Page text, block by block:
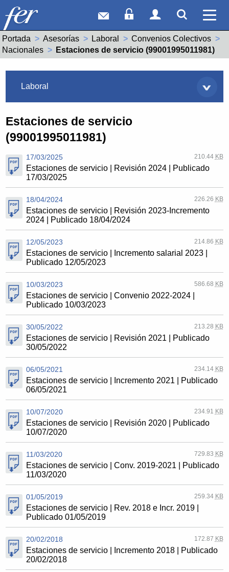
Correo webAcceso Socios
Acceso
Ver
Portada Asesorías Laboral
Convenios Colectivos
Nacionales
Actual:
Estaciones de servicio (99001995011981)
Laboral
Estaciones de servicio
(99001995011981)
17/03/2025 210.44 KB
Estaciones de servicio | Revisión 2024 | Publicado
17/03/2025
18/04/2024 226.26 KB
Estaciones de servicio | Revisión 2023-Incremento
2024 | Publicado 18/04/2024
12/05/2023 214.86 KB
Estaciones de servicio | Incremento salarial 2023 |
Publicado 12/05/2023
10/03/2023 586.68 KB
Estaciones de servicio | Convenio 2022-2024 |
Publicado 10/03/2023
30/05/2022 213.28 KB
Estaciones de servicio | Revisión 2021 | Publicado
30/05/2022
06/05/2021 234.14 KB
Estaciones de servicio | Incremento 2021 | Publicado
06/05/2021
10/07/2020 234.91 KB
Estaciones de servicio | Revisión 2020 | Publicado
10/07/2020
11/03/2020 729.83 KB
Estaciones de servicio | Conv. 2019-2021 | Publicado
11/03/2020
01/05/2019 259.34 KB
Estaciones de servicio | Rev. 2018 e Incr. 2019 |
Publicado 01/05/2019
20/02/2018 172.87 KB
Estaciones de servicio | Incremento 2018 | Publicado
20/02/2018